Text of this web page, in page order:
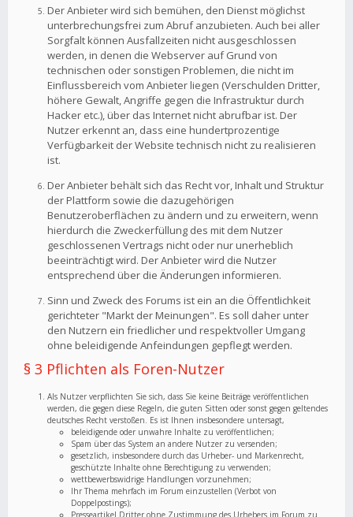
Der Anbieter wird sich bemühen, den Dienst möglichst
unterbrechungsfrei zum Abruf anzubieten. Auch bei aller
Sorgfalt können Ausfallzeiten nicht ausgeschlossen
werden, in denen die Webserver auf Grund von
technischen oder sonstigen Problemen, die nicht im
Einflussbereich vom Anbieter liegen (Verschulden Dritter,
höhere Gewalt, Angriffe gegen die Infrastruktur durch
Hacker etc.), über das Internet nicht abrufbar ist. Der
Nutzer erkennt an, dass eine hundertprozentige
Verfügbarkeit der Website technisch nicht zu realisieren
ist.
Der Anbieter behält sich das Recht vor, Inhalt und Struktur
der Plattform sowie die dazugehörigen
Benutzeroberflächen zu ändern und zu erweitern, wenn
hierdurch die Zweckerfüllung des mit dem Nutzer
geschlossenen Vertrags nicht oder nur unerheblich
beeinträchtigt wird. Der Anbieter wird die Nutzer
entsprechend über die Änderungen informieren.
Sinn und Zweck des Forums ist ein an die Öffentlichkeit
gerichteter "Markt der Meinungen". Es soll daher unter
den Nutzern ein friedlicher und respektvoller Umgang
ohne beleidigende Anfeindungen gepflegt werden.
§ 3 Pflichten als Foren-Nutzer
Als Nutzer verpflichten Sie sich, dass Sie keine Beiträge veröffentlichen
werden, die gegen diese Regeln, die guten Sitten oder sonst gegen geltendes
deutsches Recht verstoßen. Es ist Ihnen insbesondere untersagt,
beleidigende oder unwahre Inhalte zu veröffentlichen;
Spam über das System an andere Nutzer zu versenden;
gesetzlich, insbesondere durch das Urheber- und Markenrecht,
geschützte Inhalte ohne Berechtigung zu verwenden;
wettbewerbswidrige Handlungen vorzunehmen;
Ihr Thema mehrfach im Forum einzustellen (Verbot von
Doppelpostings);
Presseartikel Dritter ohne Zustimmung des Urhebers im Forum zu